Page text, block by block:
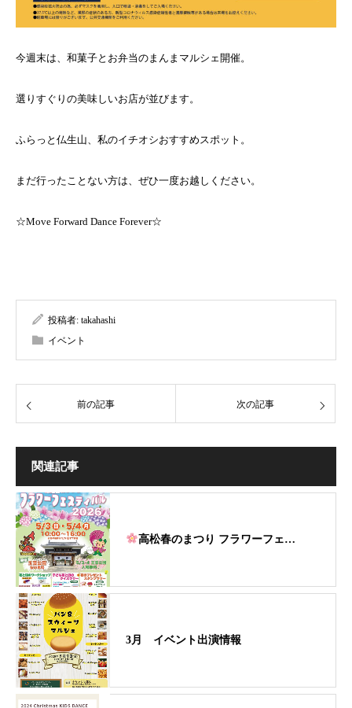
今週末は、和菓子とお弁当のまんまマルシェ開催。
選りすぐりの美味しいお店が並びます。
ふらっと仏生山、私のイチオシおすすめスポット。
まだ行ったことない方は、ぜひ一度お越しください。
☆Move Forward Dance Forever☆
投稿者: takahashi
イベント
前の記事 次の記事
関連記事
高松春のまつり フラワーフェ…
3月 イベント出演情報